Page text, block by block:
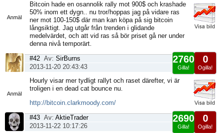
Anmäl
Bitcoin hade en osannolik rally mot 900$ och krashade
50% inom ett dygn.. nu tror/hoppas jag på vidare ras
ner mot 100-150$ där man kan köpa på sig bitcoin
långsiktigt. Jag utgår från trenden i glidande
medelvärdet, och att vid ras så bör priset gå ner under
denna nivå temporärt.
Anmäl
0
Ogilla!
2760
Gilla!
#42 Av: SirBurns
2013-11-20 20:43:43
Hourly visar mer tydligt rallyt och raset därefter, vi är
troligen i en dead cat bounce nu.
http://bitcoin.clarkmoody.com/
0
Ogilla!
2690
Gilla!
#43 Av: AktieTrader
2013-11-22 10:17:26